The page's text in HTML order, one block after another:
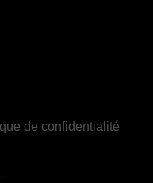
de confidentialité